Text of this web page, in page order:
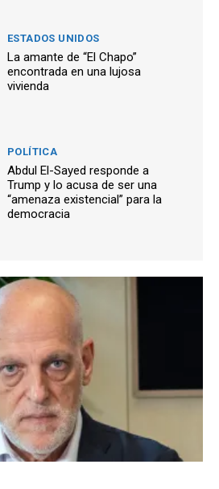
ESTADOS UNIDOS
La amante de “El Chapo”
encontrada en una lujosa
vivienda
POLÍTICA
Abdul El-Sayed responde a
Trump y lo acusa de ser una
“amenaza existencial” para la
democracia